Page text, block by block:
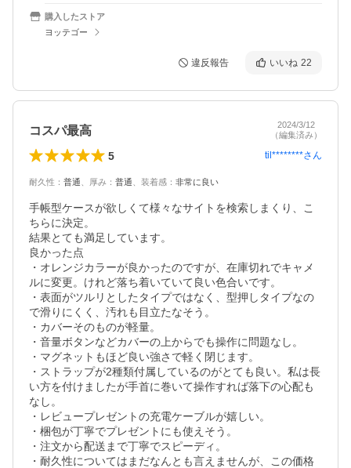
購入したストア
ヨッテゴー
違反報告 いいね 22
コスパ最高
2024/3/12
（編集済み）
5 til********さん
耐久性 ： 普通 厚み ： 普通 装着感 ： 非常に良い
手帳型ケースが欲しくて様々なサイトを検索しまくり、こ
ちらに決定。
結果とても満足しています。
良かった点
・オレンジカラーが良かったのですが、在庫切れでキャメ
ルに変更。けれど落ち着いていて良い色合いです。
・表面がツルリとしたタイプではなく、型押しタイプなの
で滑りにくく、汚れも目立たなそう。
・カバーそのものが軽量。
・音量ボタンなどカバーの上からでも操作に問題なし。
・マグネットもほど良い強さで軽く閉じます。
・ストラップが2種類付属しているのがとても良い。私は長
い方を付けましたが手首に巻いて操作すれば落下の心配も
なし。
・レビュープレゼントの充電ケーブルが嬉しい。
・梱包が丁寧でプレゼントにも使えそう。
・注文から配送まで丁寧でスピーディ。
・耐久性についてはまだなんとも言えませんが、この価格